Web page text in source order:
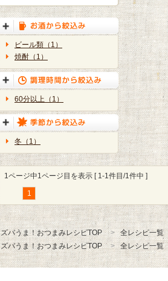
ビール類（1）
焼酎（1）
60分以上（1）
冬（1）
1ページ中1ページ目を表示 [ 1-1件目/1件中 ]
1
ズバうま！おつまみレシピTOP 全レシピ一覧
ズバうま！おつまみレシピTOP
全レシピ一覧